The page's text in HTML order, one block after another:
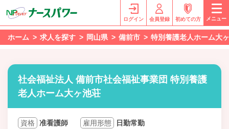
ログイン 会員登録 初めての方 メニュー
ホーム 求人を探す 岡山県 備前市 特別養護老人ホーム大
社会福祉法人 備前市社会福祉事業団 特別養護
老人ホーム大ヶ池荘
資格 准看護師 雇用形態
日勤常勤